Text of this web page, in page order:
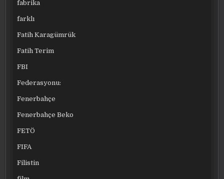
fabrika
farklı
Fatih Karagümrük
Fatih Terim
FBI
Federasyonu:
Fenerbahçe
Fenerbahçe Beko
FETÖ
FIFA
Filistin